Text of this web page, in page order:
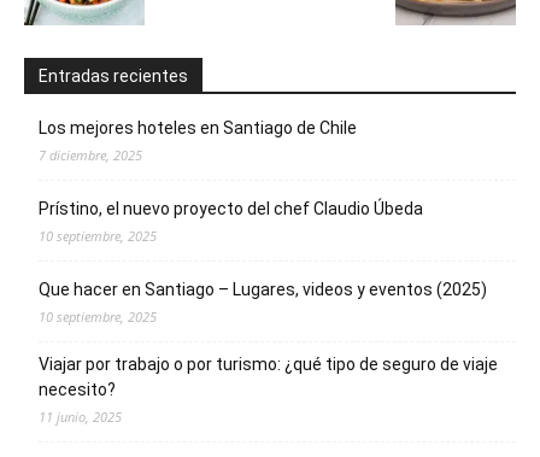
Entradas recientes
Los mejores hoteles en Santiago de Chile
7 diciembre, 2025
Prístino, el nuevo proyecto del chef Claudio Úbeda
10 septiembre, 2025
Que hacer en Santiago – Lugares, videos y eventos (2025)
10 septiembre, 2025
Viajar por trabajo o por turismo: ¿qué tipo de seguro de viaje
necesito?
11 junio, 2025